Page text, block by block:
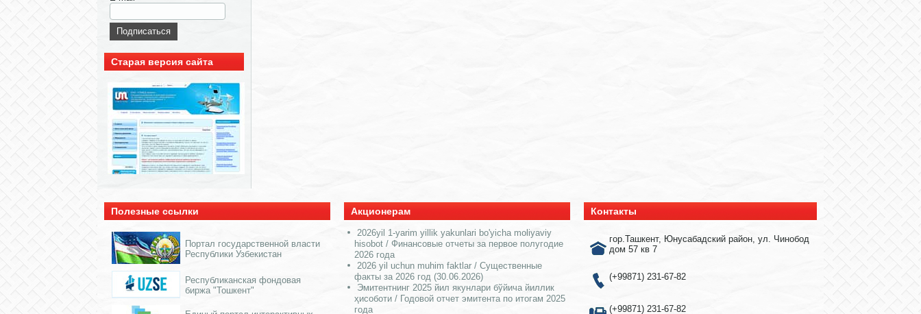
Старая версия сайта
Полезные ссылки
Портал государственной власти
Республики Узбекистан
Республиканская фондовая
биржа "Тошкент"
Акционерам
2026yil 1-yarim yillik yakunlari bo'yicha moliyaviy
hisobot / Финансовые отчеты за первое полугодие
2026 года
2026 yil uchun muhim faktlar / Существенные
факты за 2026 год (30.06.2026)
Эмитентнинг 2025 йил якунлари бўйича йиллик
ҳисоботи / Годовой отчет эмитента по итогам 2025
года
Контакты
гор.Ташкент, Юнусабадский район, ул. Чинобод
дом 57 кв 7
(+99871) 231-67-82
(+99871) 231-67-82